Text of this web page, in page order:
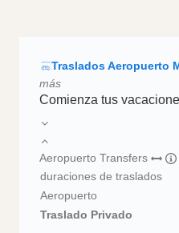
Traslados Aeropuerto
más
Comienza tus
Aeropuerto Transfers
duraciones de traslados
Aeropuerto
Traslado Privado